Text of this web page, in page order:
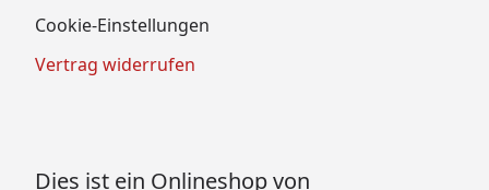
Cookie-Einstellungen
Vertrag widerrufen
Dies ist ein Onlineshop von